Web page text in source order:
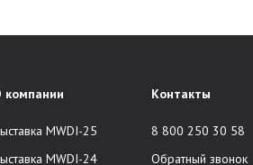
компании
MWDI-25
MWDI-24
Контакты
8 800 250 30 58
Обратный звонок